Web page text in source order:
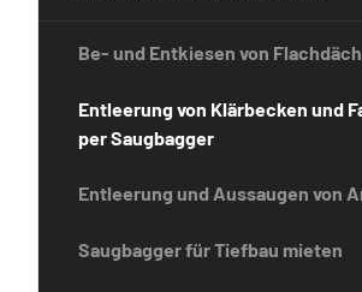
Be- und Entkiesen von
Entleerung von Klärbecken und
per Saugbagger
Entleerung und Aussaugen von
Saugbagger für Tiefbau mieten